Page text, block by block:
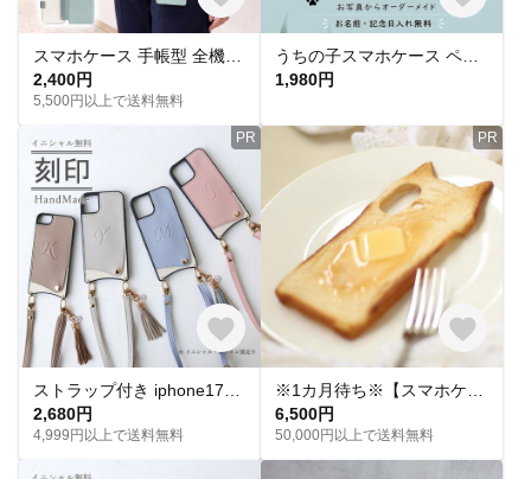
2,400円
5,500円以上で送料無料
1,980円
PR
2,680円
4,999円以上で送料無料
PR
6,500円
50,000円以上で送料無料